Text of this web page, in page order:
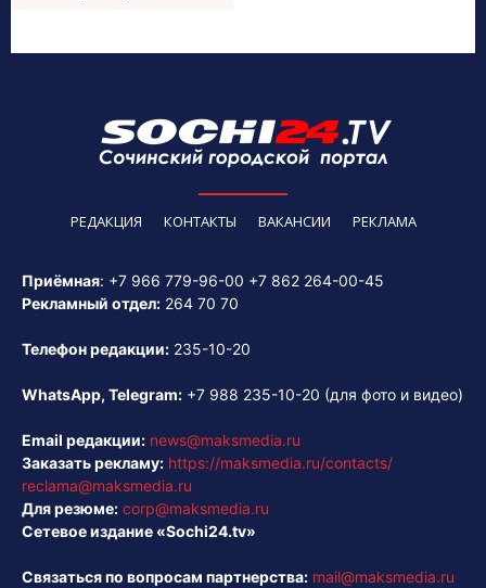
РЕДАКЦИЯ КОНТАКТЫ ВАКАНСИИ РЕКЛАМА
Приёмная: +7 966 779-96-00 +7 862 264-00-45
Рекламный отдел: 264 70 70
Телефон редакции: 235-10-20
WhatsApp, Telegram: +7 988 235-10-20 (для фото и видео)
Email редакции: news@maksmedia.ru
Заказать рекламу: https://maksmedia.ru/contacts/
reclama@maksmedia.ru
Для резюме: corp@maksmedia.ru
Сетевое издание «Sochi24.tv»
Связаться по вопросам партнерства: mail@maksmedia.ru